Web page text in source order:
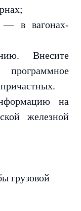
в вагонах-
Внесите
на
железной
грузовой